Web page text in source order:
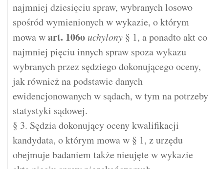
najmniej dziesięciu spraw, wybranych losowo
spośród wymienionych w wykazie, o którym
mowa wart. 106o uchylony § 1, a ponadto akt co
najmniej pięciu innych spraw spoza wykazu
wybranych przez sędziego dokonującego oceny,
jak również na podstawie danych
ewidencjonowanych w sądach, w tym na potrzeby
statystyki sądowej.
§ 3. Sędzia dokonujący oceny kwalifikacji
kandydata, o którym mowa w § 1, z urzędu
obejmuje badaniem także nieujęte w wykazie